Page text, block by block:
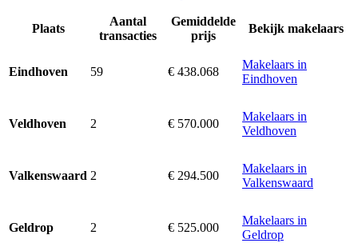
Plaats
Aantal
transacties
Gemiddelde
prijs
Bekijk makelaars
Eindhoven 59 € 438.068
Makelaars in
Eindhoven
Veldhoven 2 € 570.000
Makelaars in
Veldhoven
Valkenswaard 2 € 294.500
Makelaars in
Valkenswaard
Geldrop 2 € 525.000
Makelaars in
Geldrop